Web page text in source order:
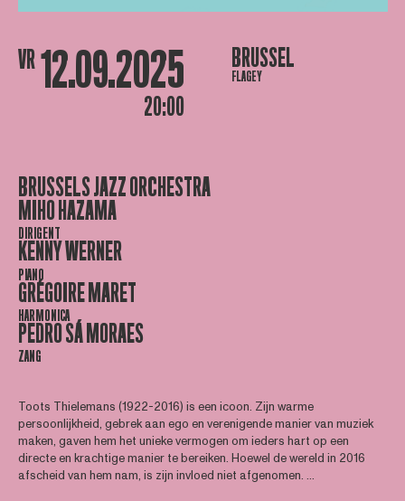
VR 12.09.2025
20:00
BRUSSEL
FLAGEY
BRUSSELS JAZZ ORCHESTRA
MIHO HAZAMA
DIRIGENT
KENNY WERNER
PIANO
GRÉGOIRE MARET
HARMONICA
PEDRO SÁ MORAES
ZANG
Toots Thielemans (1922-2016) is een icoon. Zijn warme
persoonlijkheid, gebrek aan ego en verenigende manier van muziek
maken, gaven hem het unieke vermogen om ieders hart op een
directe en krachtige manier te bereiken. Hoewel de wereld in 2016
afscheid van hem nam, is zijn invloed niet afgenomen. ...